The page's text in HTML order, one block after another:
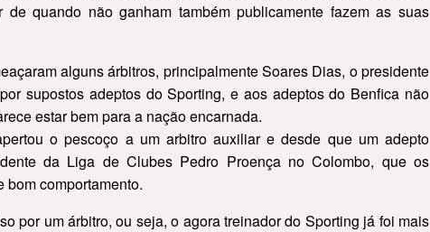
quando não ganham também publicamente fazem as suas
alguns árbitros, principalmente Soares Dias, o presidente
supostos adeptos do Sporting, e aos adeptos do Benfica não
estar bem para a nação encarnada.
o pescoço a um arbitro auxiliar e desde que um adepto
da Liga de Clubes Pedro Proença no Colombo, que os
bom comportamento.
por um árbitro, ou seja, o agora treinador do Sporting já foi mais